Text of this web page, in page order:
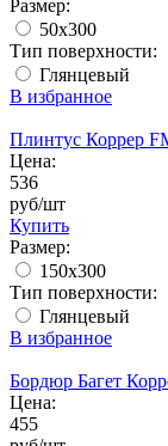
Размер:
50x300
Тип поверхности:
Глянцевый
В избранное
Плинтус Коррер
Цена:
536
руб/шт
Купить
Размер:
150x300
Тип поверхности:
Глянцевый
В избранное
Бордюр Багет
Цена:
455